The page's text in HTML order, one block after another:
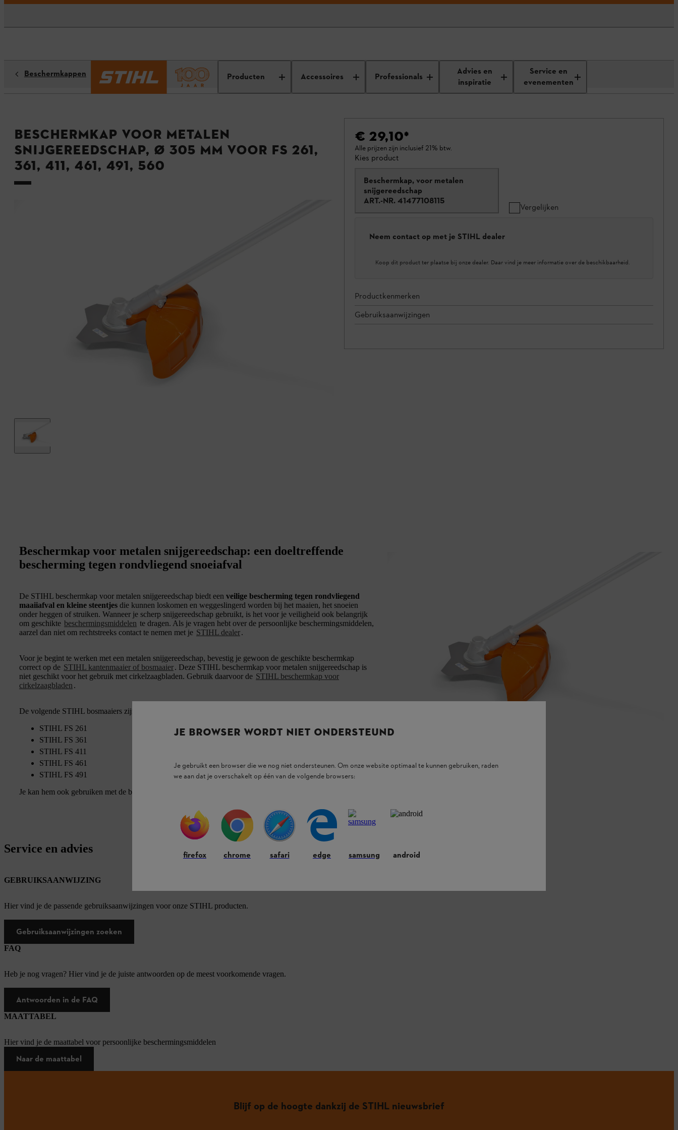
Producten Accessoires Professionals
Advies en
inspiratie
Service en
evenementen
Beschermkappen
Beschermkap voor metalen
snijgereedschap, Ø 305 mm voor FS 261,
361, 411, 461, 491, 560
€ 29,10*
Alle prijzen zijn inclusief 21% btw.
Kies product
Beschermkap, voor metalen
snijgereedschap
ART.-NR. 41477108115
Vergelijken
Neem contact op met je STIHL dealer
Koop dit product ter plaatse bij onze dealer. Daar vind je meer informatie over de beschikbaarheid.
Productkenmerken
Gebruiksaanwijzingen
Beschermkap voor metalen snijgereedschap: een doeltreffende
bescherming tegen rondvliegend snoeiafval
De STIHL beschermkap voor metalen snijgereedschap biedt een veilige bescherming tegen rondvliegend
maaiiafval en kleine steentjes die kunnen loskomen en weggeslingerd worden bij het maaien, het snoeien
onder heggen of struiken. Wanneer je scherp snijgereedschap gebruikt, is het voor je veiligheid ook belangrijk
om geschikte beschermingsmiddelen te dragen. Als je vragen hebt over de persoonlijke beschermingsmiddelen,
aarzel dan niet om rechtstreeks contact te nemen met je STIHL dealer.
Voor je begint te werken met een metalen snijgereedschap, bevestig je gewoon de geschikte beschermkap
correct op de STIHL kantenmaaier of bosmaaier. Deze STIHL beschermkap voor metalen snijgereedschap is
niet geschikt voor het gebruik met cirkelzaagbladen. Gebruik daarvoor de STIHL beschermkap voor
cirkelzaagbladen .
De volgende STIHL bosmaaiers zijn compatibel met deze beschermkap:
STIHL FS 261
STIHL FS 361
STIHL FS 411
STIHL FS 461
STIHL FS 491
Je kan hem ook gebruiken met de bosmaaier STIHL FS 560 (definitief uit het assortiment).
Service en advies
GEBRUIKSAANWIJZING
Hier vind je de passende gebruiksaanwijzingen voor onze STIHL producten.
Gebruiksaanwijzingen zoeken
FAQ
Heb je nog vragen? Hier vind je de juiste antwoorden op de meest voorkomende vragen.
Antwoorden in de FAQ
MAATTABEL
Hier vind je de maattabel voor persoonlijke beschermingsmiddelen
Naar de maattabel
Blijf op de hoogte dankzij de STIHL nieuwsbrief
JE BROWSER WORDT NIET ONDERSTEUND
Je gebruikt een browser die we nog niet ondersteunen. Om onze website optimaal te kunnen gebruiken, raden
we aan dat je overschakelt op één van de volgende browsers:
firefox chrome safari edge samsung android